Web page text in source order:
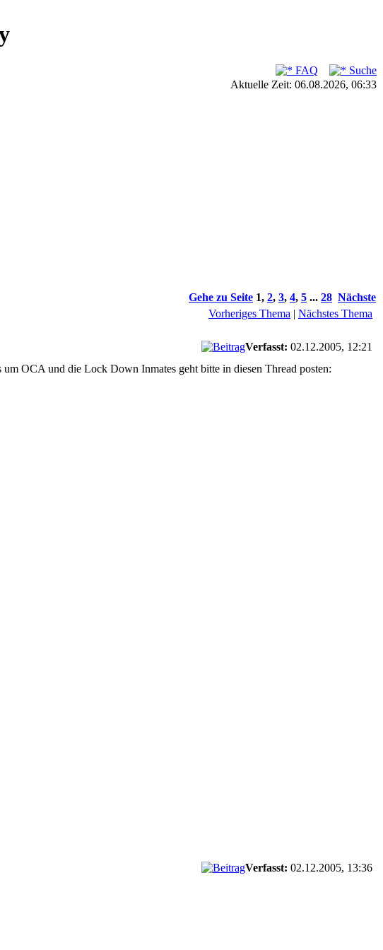
FAQ
Suche
Aktuelle Zeit: 06.08.2026, 06:33
Gehe zu Seite 1, 2, 3, 4, 5 ... 28 Nächste
Vorheriges Thema | Nächstes Thema
Verfasst: 02.12.2005, 12:21
um OCA und die Lock Down Inmates geht bitte in diesen Thread posten:
Verfasst: 02.12.2005, 13:36